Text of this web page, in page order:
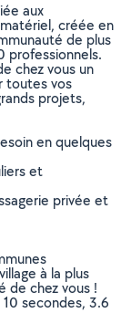
aux
créée en
de plus
professionnels.
chez vous un
toutes vos
projets,
en quelques
et
privée et
à la plus
de chez vous !
secondes, 3.6